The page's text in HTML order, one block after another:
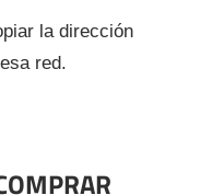
la dirección
red.